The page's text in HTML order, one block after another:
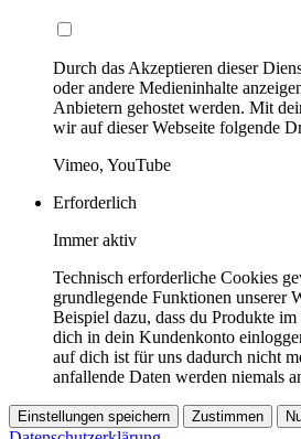
Durch das Akzeptieren dieser
oder andere Medieninhalte
Anbietern gehostet werden. Mit
wir auf dieser Webseite folgende
Vimeo, YouTube
Erforderlich
Immer aktiv
Technisch erforderliche Cookies
grundlegende Funktionen unserer
Beispiel dazu, dass du Produkte
dich in dein Kundenkonto
auf dich ist für uns dadurch nicht
anfallende Daten werden niemals
Einstellungen speichern Zustimmen